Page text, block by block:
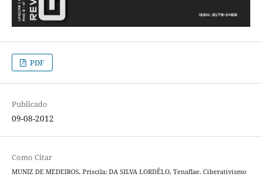
PDF
Publicado
09-08-2012
Como Citar
MUNIZ DE MEDEIROS, Priscila; DA SILVA LORDÊLO, Tenaflae. Ciberativismo